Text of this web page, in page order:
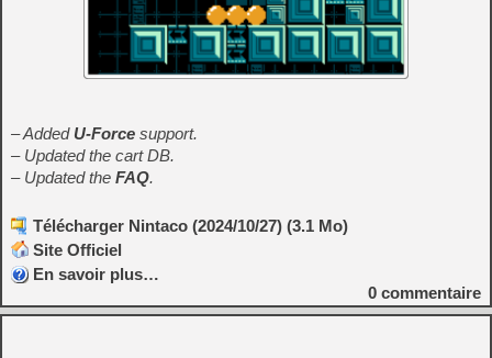
– Added U-Force support.
– Updated the cart DB.
– Updated the FAQ.
Télécharger Nintaco (2024/10/27) (3.1 Mo)
Site Officiel
En savoir plus…
0 commentaire